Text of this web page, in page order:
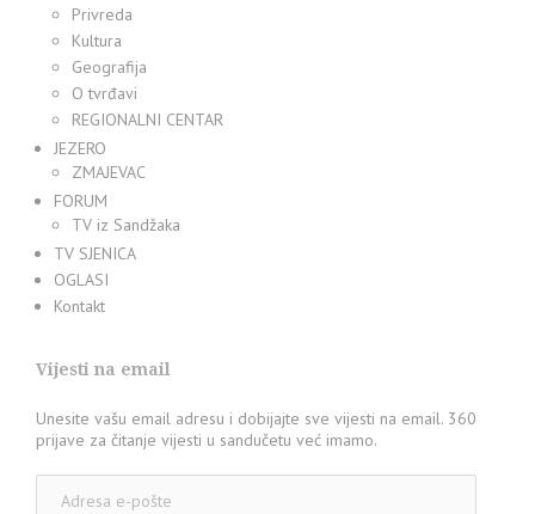
Privreda
Kultura
Geografija
O tvrđavi
REGIONALNI CENTAR
JEZERO
ZMAJEVAC
FORUM
TV iz Sandžaka
TV SJENICA
OGLASI
Kontakt
Vijesti na email
Unesite vašu email adresu i dobijajte sve vijesti na email. 360
prijave za čitanje vijesti u sandučetu već imamo.